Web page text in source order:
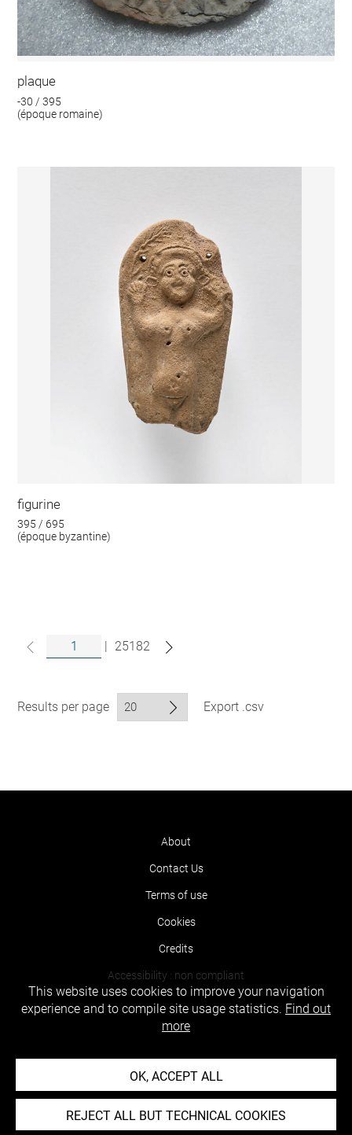
plaque
-30 / 395
(époque romaine)
figurine
395 / 695
(époque byzantine)
| 25182
Results per page Export .csv
About
Contact Us
Terms of use
Cookies
Credits
Accessibility : non compliant
This website uses cookies to improve your navigation
experience and to compile site usage statistics. Find out
more
OK, ACCEPT ALL
REJECT ALL BUT TECHNICAL COOKIES